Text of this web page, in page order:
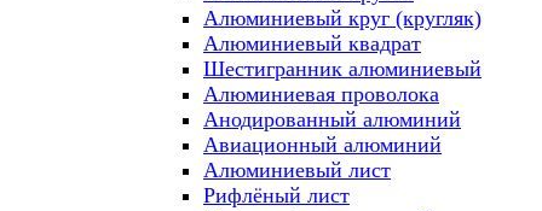
Алюминиевый круг (кругляк)
Алюминиевый квадрат
Шестигранник алюминиевый
Алюминиевая проволока
Анодированный алюминий
Авиационный алюминий
Алюминиевый лист
Рифлёный лист